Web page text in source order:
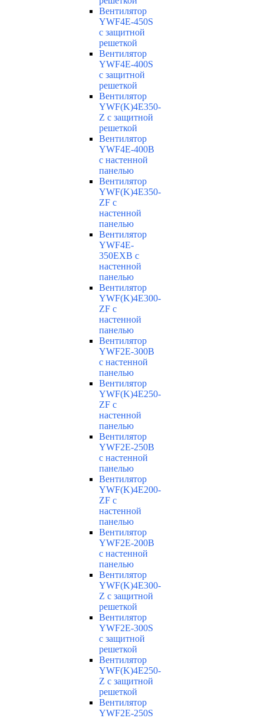
Вентилятор
YWF4E-450S
с защитной
решеткой
Вентилятор
YWF4E-400S
с защитной
решеткой
Вентилятор
YWF(K)4E350-
Z с защитной
решеткой
Вентилятор
YWF4E-400B
с настенной
панелью
Вентилятор
YWF(K)4E350-
ZF с
настенной
панелью
Вентилятор
YWF4E-
350EXB с
настенной
панелью
Вентилятор
YWF(K)4E300-
ZF с
настенной
панелью
Вентилятор
YWF2E-300B
с настенной
панелью
Вентилятор
YWF(K)4E250-
ZF с
настенной
панелью
Вентилятор
YWF2E-250B
с настенной
панелью
Вентилятор
YWF(K)4E200-
ZF с
настенной
панелью
Вентилятор
YWF2E-200B
с настенной
панелью
Вентилятор
YWF(K)4E300-
Z с защитной
решеткой
Вентилятор
YWF2E-300S
с защитной
решеткой
Вентилятор
YWF(K)4E250-
Z с защитной
решеткой
Вентилятор
YWF2E-250S